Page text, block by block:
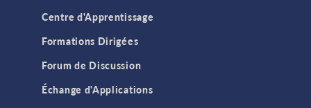
Centre d'Apprentissage
Formations Dirigées
Forum de Discussion
Échange d'Applications